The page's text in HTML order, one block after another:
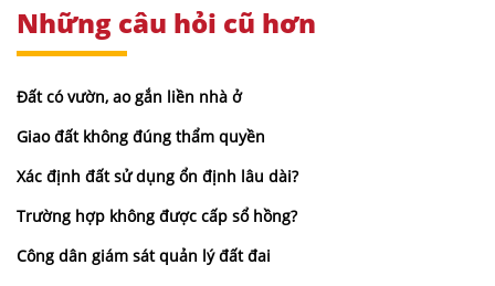
Những câu hỏi cũ hơn
Đất có vườn, ao gắn liền nhà ở
Giao đất không đúng thẩm quyền
Xác định đất sử dụng ổn định lâu dài?
Trường hợp không được cấp sổ hồng?
Công dân giám sát quản lý đất đai